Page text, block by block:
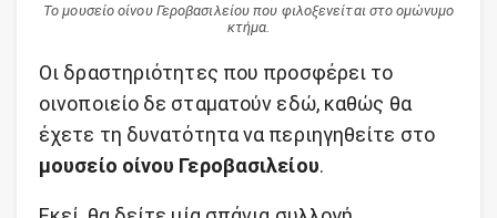
Το μουσείο οίνου Γεροβασιλείου που φιλοξενείται στο ομώνυμο
κτήμα.
Οι δραστηριότητες που προσφέρει το
οινοποιείο δε σταματούν εδώ, καθώς θα
έχετε τη δυνατότητα να περιηγηθείτε στο
μουσείο οίνου Γεροβασιλείου.